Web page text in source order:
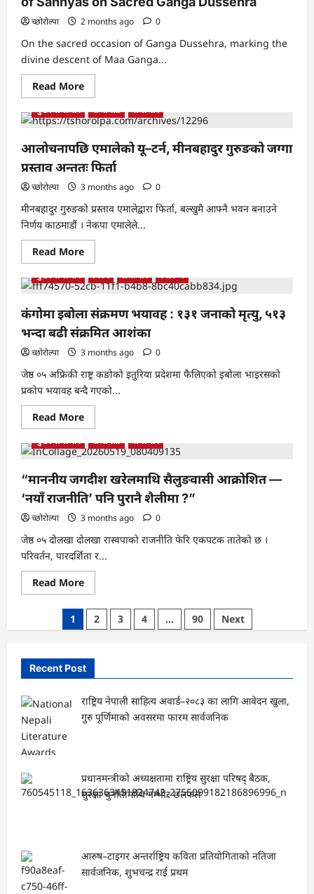
गरेकी
थिइन्’
—
भुसाल
च्छोरोल्पा 2 months ago 0
On the sacred occasion of Ganga Dussehra, marking the
divine descent of Maa Ganga...
Read MoreRead
more
Sadhvi
Bhagawati
Marks
26
Years
of
Sannyas
on
Sacred
Ganga
Dussehra
मुख्य समाचार राजनिती समाचार
आलोचनापछि एमालेको यू–टर्न, मीनबहादुर गुरुङको जग्गा
प्रस्ताव अन्ततः फिर्ता
च्छोरोल्पा 3 months ago 0
मीनबहादुर गुरुङको प्रस्ताव एमालेद्वारा फिर्ता, बल्खुमै आफ्नै भवन बनाउने
निर्णय काठमाडौं । नेकपा एमालेले...
Read MoreRead
more
आलोचनापछि
एमालेको
टर्न,
मीनबहादुर
गुरुङको
जग्गा
प्रस्ताव
अन्ततः
मुख्य समाचार विश्व समाचार स्वास्थ्य
कंगोमा इबोला संक्रमण भयावह : १३१ जनाको मृत्यु, ५१३
भन्दा बढी संक्रमित आशंका
च्छोरोल्पा 3 months ago 0
जेष्ठ ०५ अफ्रिकी राष्ट्र कङोको इतुरिया प्रदेशमा फैलिएको इबोला भाइरसको
प्रकोप भयावह बन्दै गएको...
Read MoreRead
more
कंगोमा
इबोला
भयावह
:
१३१
जनाको
मृत्यु,
५१३
बढी
संक्रमित
आशंका
मुख्य समाचार राजनिती समाचार
“माननीय जगदीश खरेलमाथि सैलुङवासी आक्रोशित —
‘नयाँ राजनीति’ पनि पुरानै शैलीमा ?”
च्छोरोल्पा 3 months ago 0
जेष्ठ ०५ दोलखा दोलखा रास्वपाको राजनीति फेरि एकपटक तातेको छ ।
परिवर्तन, पारदर्शिता र...
Read MoreRead
more
“माननीय
जगदीश
खरेलमाथि
—
‘नयाँ
राजनीति’
पुरानै
शैलीमा
?”
1 2 3 4 … 90 Next
Recent Post
राष्ट्रिय नेपाली साहित्य अवार्ड–२०८३ का लागि आवेदन खुला,
गुरु पूर्णिमाको अवसरमा फारम सार्वजनिक
प्रधानमन्त्रीको अध्यक्षतामा राष्ट्रिय सुरक्षा परिषद् बैठक,
सुरक्षा चुनौतीमाथि गम्भीर छलफल
आरुष–टाइगर अन्तर्राष्ट्रिय कविता प्रतियोगिताको नतिजा
सार्वजनिक, शुभचन्द्र राई प्रथम